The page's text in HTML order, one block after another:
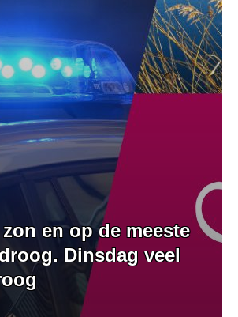
en op de meeste
Dinsdag veel